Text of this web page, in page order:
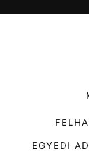
EGYEDI